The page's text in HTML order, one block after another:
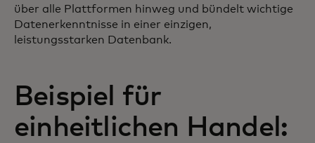
über alle Plattformen hinweg und bündelt wichtige
Datenerkenntnisse in einer einzigen,
leistungsstarken Datenbank.
Beispiel für
einheitlichen Handel: